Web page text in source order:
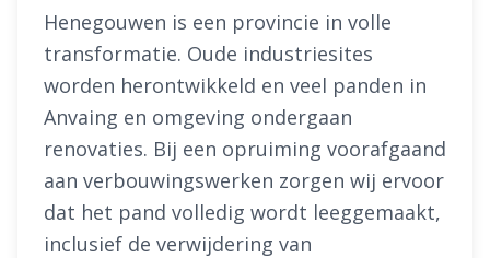
Henegouwen is een provincie in volle
transformatie. Oude industriesites
worden herontwikkeld en veel panden in
Anvaing en omgeving ondergaan
renovaties. Bij een opruiming voorafgaand
aan verbouwingswerken zorgen wij ervoor
dat het pand volledig wordt leeggemaakt,
inclusief de verwijdering van